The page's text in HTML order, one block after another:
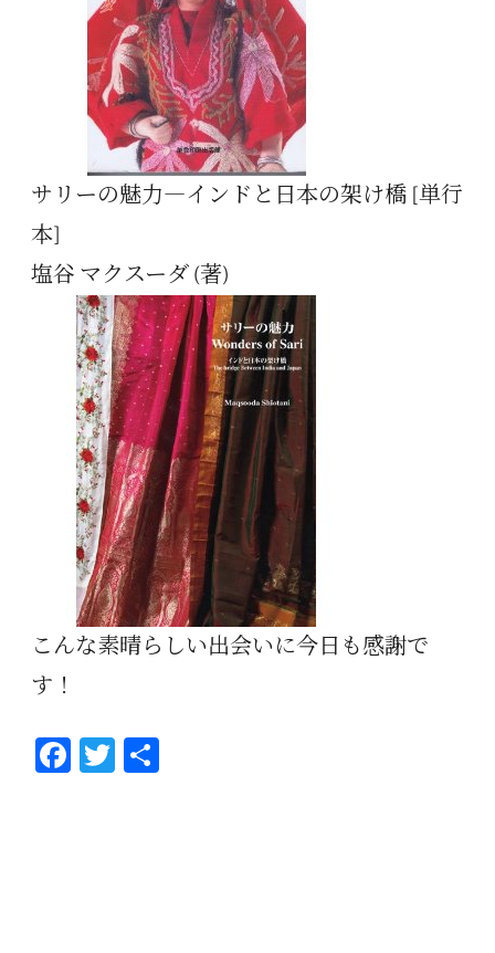
サリーの魅力―インドと日本の架け橋 [単行
本]
塩谷 マクスーダ (著)
こんな素晴らしい出会いに今日も感謝で
す！
Fa T